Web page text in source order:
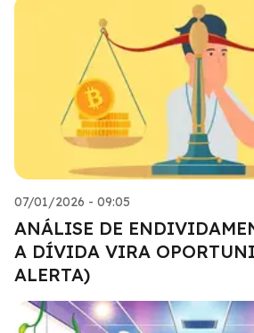
07/01/2026 - 09:05
ANÁLISE DE
A DÍVIDA VIRA
ALERTA)